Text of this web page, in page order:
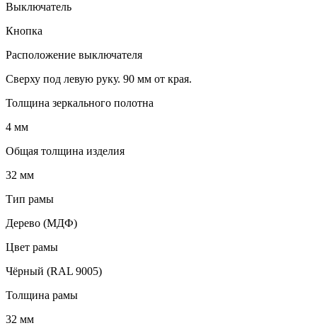
Выключатель
Кнопка
Расположение выключателя
Сверху под левую руку. 90 мм от края.
Толщина зеркального полотна
4 мм
Общая толщина изделия
32 мм
Тип рамы
Дерево (МДФ)
Цвет рамы
Чёрный (RAL 9005)
Толщина рамы
32 мм